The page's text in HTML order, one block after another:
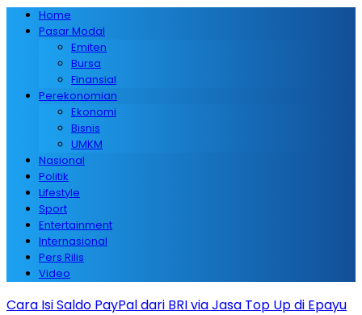
Home
Pasar Modal
Emiten
Bursa
Finansial
Perekonomian
Ekonomi
Bisnis
UMKM
Nasional
Politik
Lifestyle
Sport
Entertainment
Internasional
Pers Rilis
Video
Cara Isi Saldo PayPal dari BRI via Jasa Top Up di Epayu